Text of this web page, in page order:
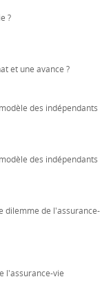
?
et une avance ?
des indépendants
des indépendants
dilemme de l'assurance-
l'assurance-vie